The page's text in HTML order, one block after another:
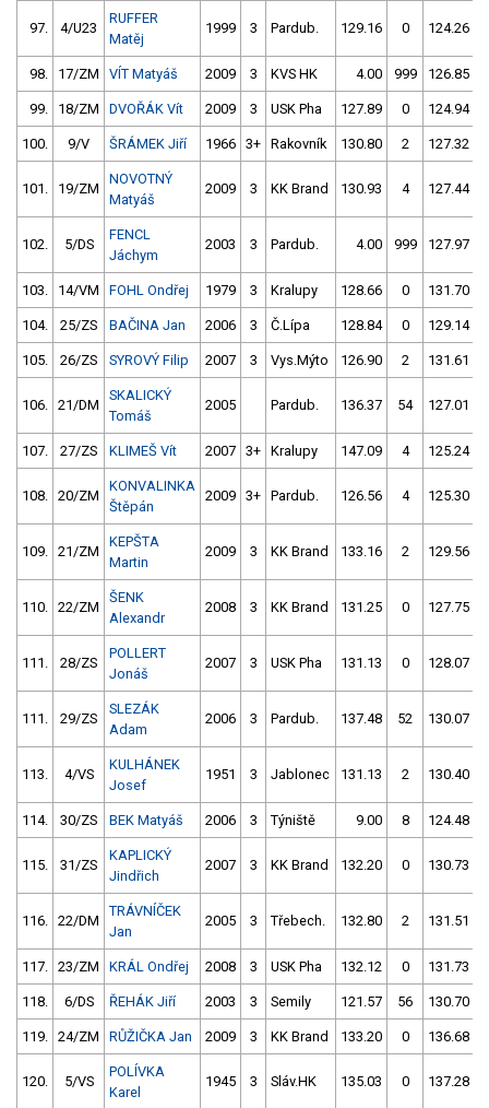
97. 4/U23
RUFFER
Matěj
1999 3 Pardub. 129.16 0 124.26
98. 17/ZM VÍT Matyáš 2009 3 KVS HK 4.00 999 126.85
99. 18/ZM DVOŘÁK Vít 2009 3 USK Pha 127.89 0 124.94
100. 9/V ŠRÁMEK Jiří 1966 3+ Rakovník 130.80 2 127.32
101. 19/ZM
NOVOTNÝ
Matyáš
2009 3 KK Brand 130.93 4 127.44
102. 5/DS
FENCL
Jáchym
2003 3 Pardub. 4.00 999 127.97
103. 14/VM FOHL Ondřej 1979 3 Kralupy 128.66 0 131.70
104. 25/ZS BAČINA Jan 2006 3 Č.Lípa 128.84 0 129.14
105. 26/ZS SYROVÝ Filip 2007 3 Vys.Mýto 126.90 2 131.61
106. 21/DM
SKALICKÝ
Tomáš
2005 Pardub. 136.37 54 127.01
107. 27/ZS KLIMEŠ Vít 2007 3+ Kralupy 147.09 4 125.24
108. 20/ZM
KONVALINKA
Štěpán
2009 3+ Pardub. 126.56 4 125.30
109. 21/ZM
KEPŠTA
Martin
2009 3 KK Brand 133.16 2 129.56
110. 22/ZM
ŠENK
Alexandr
2008 3 KK Brand 131.25 0 127.75
111. 28/ZS
POLLERT
Jonáš
2007 3 USK Pha 131.13 0 128.07
111. 29/ZS
SLEZÁK
Adam
2006 3 Pardub. 137.48 52 130.07
113. 4/VS
KULHÁNEK
Josef
1951 3 Jablonec 131.13 2 130.40
114. 30/ZS BEK Matyáš 2006 3 Týniště 9.00 8 124.48
115. 31/ZS
KAPLICKÝ
Jindřich
2007 3 KK Brand 132.20 0 130.73
116. 22/DM
TRÁVNÍČEK
Jan
2005 3 Třebech. 132.80 2 131.51
117. 23/ZM KRÁL Ondřej 2008 3 USK Pha 132.12 0 131.73
118. 6/DS ŘEHÁK Jiří 2003 3 Semily 121.57 56 130.70
119. 24/ZM RŮŽIČKA Jan 2009 3 KK Brand 133.20 0 136.68
120. 5/VS
POLÍVKA
Karel
1945 3 Sláv.HK 135.03 0 137.28